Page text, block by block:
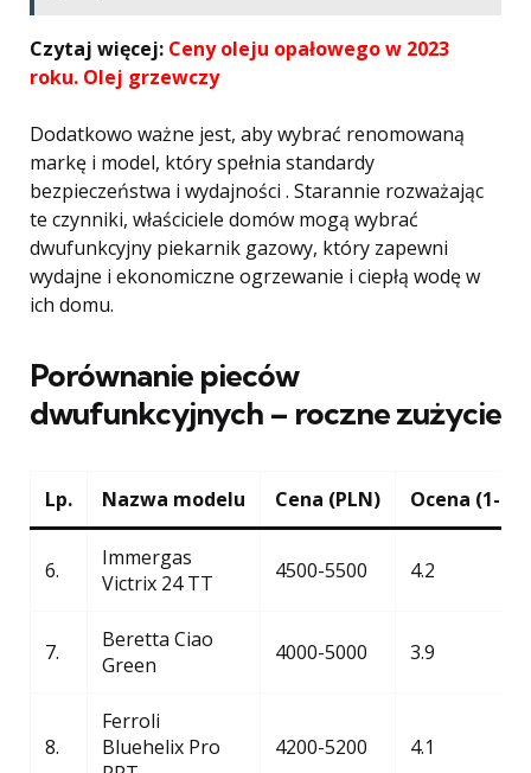
Czytaj więcej: Ceny oleju opałowego w 2023
roku. Olej grzewczy
Dodatkowo ważne jest, aby wybrać renomowaną
markę i model, który spełnia standardy
bezpieczeństwa i wydajności . Starannie rozważając
te czynniki, właściciele domów mogą wybrać
dwufunkcyjny piekarnik gazowy, który zapewni
wydajne i ekonomiczne ogrzewanie i ciepłą wodę w
ich domu.
Porównanie pieców
dwufunkcyjnych – roczne zużycie
Lp. Nazwa modelu Cena (PLN) Ocena (1-5)
6.
Immergas
Victrix 24 TT
4500-5500 4.2
7.
Beretta Ciao
Green
4000-5000 3.9
8.
Ferroli
Bluehelix Pro
4200-5200 4.1